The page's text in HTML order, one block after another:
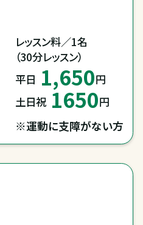
レッスン料／1名
（30分レッスン）
平日 1,650円
土日祝 1650円
※運動に支障がない方